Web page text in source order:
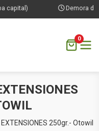
capital) Demora de
0
250gr.- Otowil